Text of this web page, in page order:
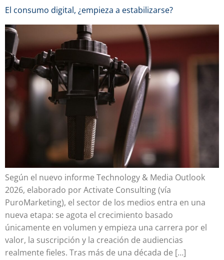
El consumo digital, ¿empieza a estabilizarse?
Según el nuevo informe Technology & Media Outlook
2026, elaborado por Activate Consulting (vía
PuroMarketing), el sector de los medios entra en una
nueva etapa: se agota el crecimiento basado
únicamente en volumen y empieza una carrera por el
valor, la suscripción y la creación de audiencias
realmente fieles. Tras más de una década de […]